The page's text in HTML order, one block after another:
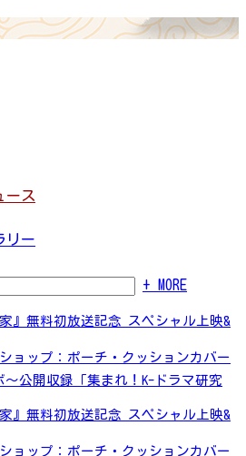
ース
リー
+ MORE
』無料初放送記念 スペシャル上映&
ョップ：ポーチ・クッションカバー
～公開収録「集まれ！K-ドラマ研究
』無料初放送記念 スペシャル上映&
ョップ：ポーチ・クッションカバー